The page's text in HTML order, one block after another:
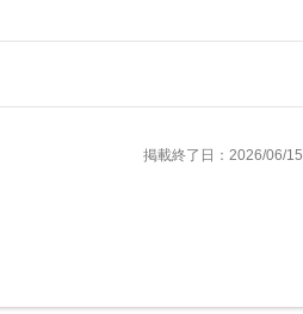
掲載終了日：2026/06/15